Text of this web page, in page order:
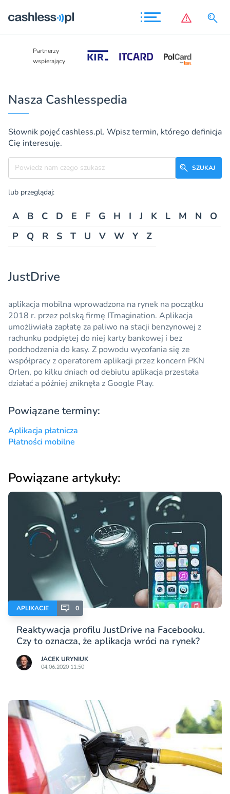
Partnerzy
wspierający
Nasza Cashlesspedia
Słownik pojęć cashless.pl. Wpisz termin, którego definicja
Cię interesuję.
Szukane hasło
SZUKAJ
lub przeglądaj:
A B C D E F G H I J K L M N
O
P
Q R S T U V W Y Z
JustDrive
aplikacja mobilnawprowadzona na rynek na początku
2018 r. przez polską firmę ITmagination. Aplikacja
umożliwiała zapłatę za paliwo na stacji benzynowej z
rachunku podpiętej do niej karty bankowej i bez
podchodzenia do kasy. Z powodu wycofania się ze
współpracy z operatorem aplikacji przez koncern PKN
Orlen, po kilku dniach od debiutu aplikacja przestała
działać a później zniknęła z Google Play.
Powiązane terminy:
Aplikacja płatnicza
Płatności mobilne
Powiązane artykuły:
APLIKACJE 0
Reaktywacja profilu JustDrive na Facebooku.
Czy to oznacza, że aplikacja wróci na rynek?
JACEK URYNIUK
04.06.2020 11:50